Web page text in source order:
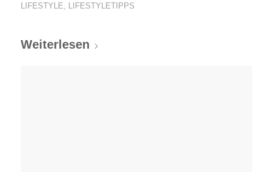
LIFESTYLE, LIFESTYLETIPPS
Weiterlesen